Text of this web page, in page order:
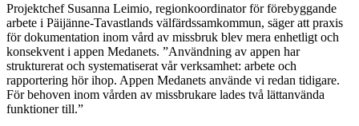
Projektchef Susanna Leimio, regionkoordinator för förebyggande
arbete i Päijänne-Tavastlands välfärdssamkommun, säger att praxis
för dokumentation inom vård av missbruk blev mera enhetligt och
konsekvent i appen Medanets. ”Användning av appen har
strukturerat och systematiserat vår verksamhet: arbete och
rapportering hör ihop. Appen Medanets använde vi redan tidigare.
För behoven inom vården av missbrukare lades två lättanvända
funktioner till.”